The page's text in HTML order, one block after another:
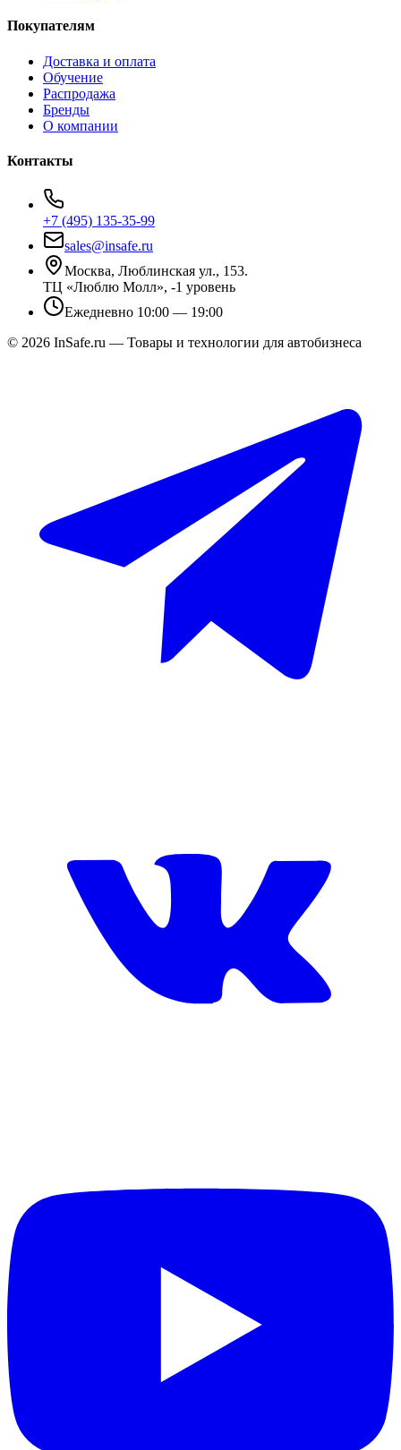
Покупателям
Доставка и оплата
Обучение
Распродажа
Бренды
О компании
Контакты
+7 (495) 135-35-99
sales@insafe.ru
Москва, Люблинская ул., 153.
ТЦ «Люблю Молл», -1 уровень
Ежедневно 10:00 — 19:00
© 2026 InSafe.ru — Товары и технологии для автобизнеса